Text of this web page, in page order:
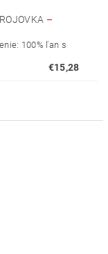
–
100% ľan s
€15,28